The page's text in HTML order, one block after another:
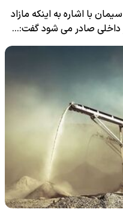
با اشاره به اینکه مازاد
داخلی صادر می شود گفت:…